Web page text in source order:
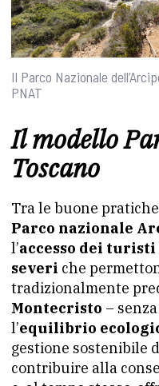
Il Parco Nazionale
PNAT
Il modello
Toscano
Tra le buone
Parco nazionale
l’accesso dei turisti
severi che
tradizionalmente
Montecristo –
l’equilibrio
gestione sostenibile
contribuire alla